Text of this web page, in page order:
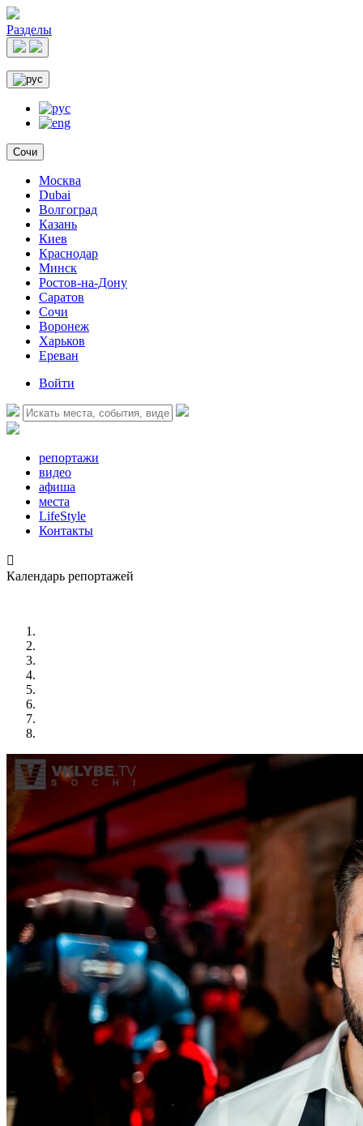
Разделы
Сочи
Москва
Dubai
Волгоград
Казань
Киев
Краснодар
Минск
Ростов-на-Дону
Саратов
Сочи
Воронеж
Харьков
Ереван
Войти
репортажи
видео
афиша
места
LifeStyle
Контакты

Календарь репортажей